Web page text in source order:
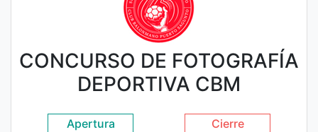
CONCURSO DE FOTOGRAFÍA
DEPORTIVA CBM
Apertura
Cierre